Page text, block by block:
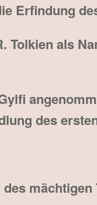
Erfindung
Tolkien als
des
mächtigen